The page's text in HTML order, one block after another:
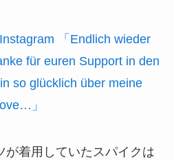
「Endlich wieder
für euren Support in den
so glücklich über meine
」
が着用していたスパイクは